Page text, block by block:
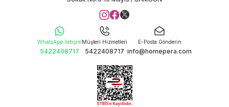
WhatsApp İletişim
5422408717
Müşteri Hizmetleri
5422408717
E-Posta Gönderin
info@homepera.com